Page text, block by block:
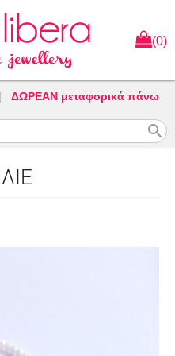
(0)
ΔΩΡΕΑΝ μεταφορικά πάνω
search